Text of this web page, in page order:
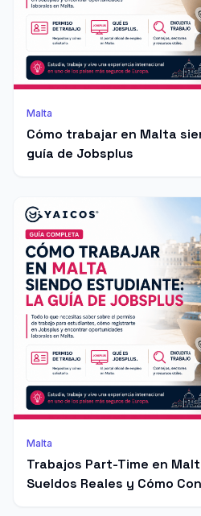
Malta
Cómo trabajar en Malta
guía de Jobsplus
Malta
Trabajos Part-Time en
Sueldos Reales y Cómo